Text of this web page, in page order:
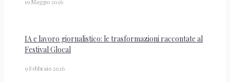
19 Maggio 2026
IA e lavoro giornalistico: le trasformazioni raccontate al
Festival Glocal
9 Febbraio 2026